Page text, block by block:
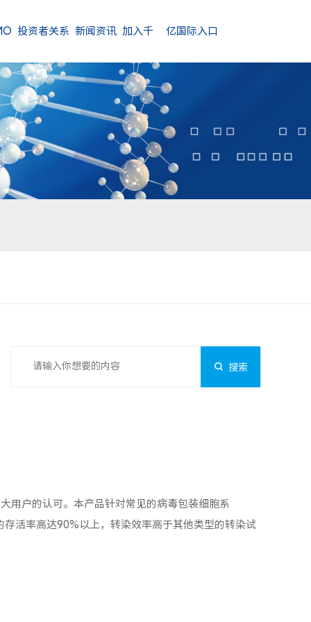
投资者关系 新闻资讯 加入千亿国际入口
搜索
用户的认可。本产品针对常见的病毒包装细胞系
活率高达90%以上，转染效率高于其他类型的转染试